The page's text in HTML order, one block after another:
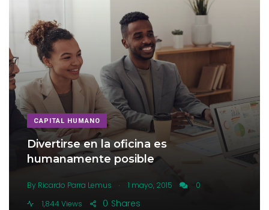
CAPITAL HUMANO
Divertirse en la oficina es
humanamente posible
By Ricardo Parra Lemus . 1 mayo, 2015
0
1,844 Views
Shares
0